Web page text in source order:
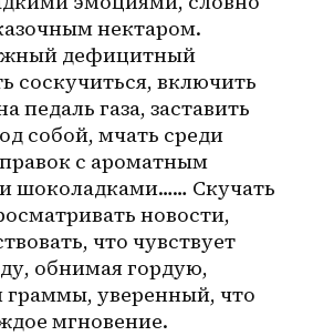
нектаром.
дефицитный
соскучиться, включить
педаль газа, заставить
собой, мчать среди
с ароматным
шоколадками…… Скучать
новости,
что чувствует
обнимая гордую,
граммы, уверенный, что
мгновение.